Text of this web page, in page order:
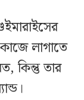
লাগাতে
কিন্তু তার